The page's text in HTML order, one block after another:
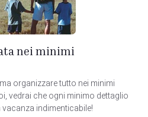
nei minimi
organizzare tutto nei minimi
vedrai che ogni minimo dettaglio
indimenticabile!